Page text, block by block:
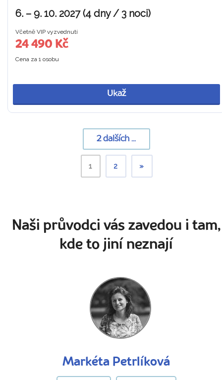
6. – 9. 10. 2027 (4 dny / 3 noci)
Včetně VIP vyzvednutí
24 490 Kč
Cena za 1 osobu
Ukaž
2dalších ...
1 2 »
Naši průvodci vás zavedou i tam,
kde to jiní neznají
Markéta Petrlíková